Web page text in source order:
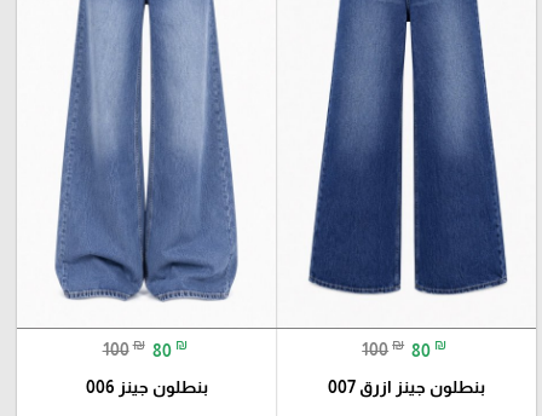
100 ₪ 80 ₪
بنطلون جينز ازرق 007
100 ₪ 80 ₪
بنطلون جينز 006